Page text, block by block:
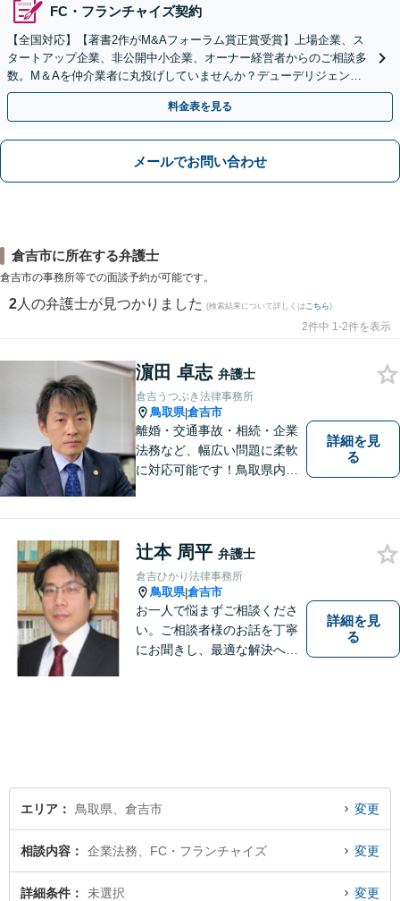
FC・フランチャイズ契約
【全国対応】【著書2作がM&Aフォーラム賞正賞受賞】上場企業、ス
タートアップ企業、非公開中小企業、オーナー経営者からのご相談多
数。M＆Aを仲介業者に丸投げしていませんか？デューデリジェンス
や契約書作成・交渉はお任せください【初回無料】
料金表を見る
メールでお問い合わせ
倉吉市に所在する弁護士
倉吉市の事務所等での面談予約が可能です。
2 人の弁護士が見つかりました (検索結果について詳しくは こちら)
2件中 1-2件を表示
濵田 卓志 弁護士
倉吉うつぶき法律事務所
鳥取県|倉吉市
離婚・交通事故・相続・企業
法務など、幅広い問題に柔軟
に対応可能です！鳥取県内の
ている方も、お気軽にご相談
ください！【駐車場有】
詳細を見
る
辻本 周平 弁護士
倉吉ひかり法律事務所
鳥取県|倉吉市
お一人で悩まずご相談くださ
い。ご相談者様のお話を丁寧
にお聞きし、最適な解決へと
詳細を見
る
エリア 鳥取県、倉吉市 変更
相談内容 企業法務、FC・フランチャイズ 変更
詳細条件 未選択 変更